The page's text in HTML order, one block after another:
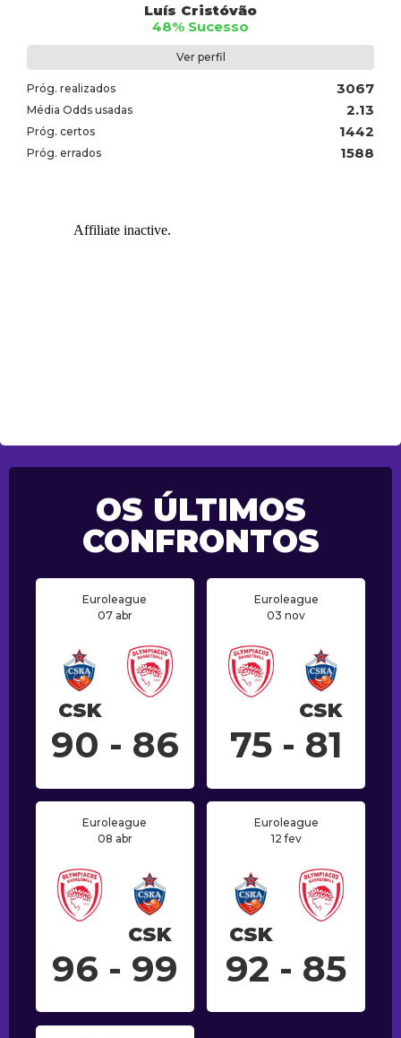
Luís Cristóvão
48% Sucesso
Ver perfil
Próg. realizados 3067
Média Odds usadas 2.13
Próg. certos 1442
Próg. errados 1588
OS ÚLTIMOS
CONFRONTOS
Euroleague
07 abr
CSK
90 - 86
Euroleague
03 nov
CSK
75 - 81
Euroleague
08 abr
CSK
96 - 99
Euroleague
12 fev
CSK
92 - 85